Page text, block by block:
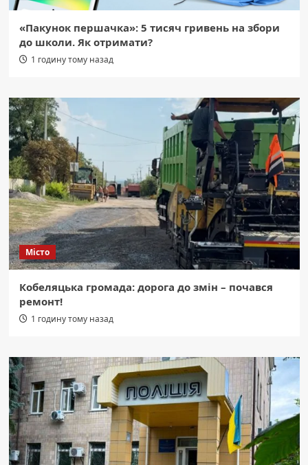
«Пакунок першачка»: 5 тисяч гривень на збори
до школи. Як отримати?
1 годину тому назад
Місто
Кобеляцька громада: дорога до змін – почався
ремонт!
1 годину тому назад